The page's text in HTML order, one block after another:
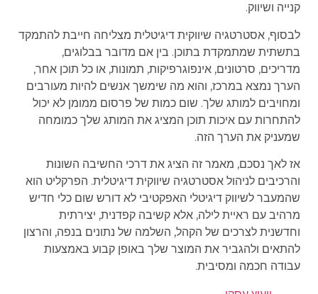
קנייה ושיווק.
לבסוף, אסטרטגיה שיווקית דיגיטלית מצליחה חייבת להתמקד
בתשתית שמתמקדת בתוכן. בין אם מדובר בבלוגים,
מדריכים, סרטונים, אינפוגרפיקות, תמונות, או כל תוכן אחר,
הערך נמצא במרכז, והוא מה שימשך אנשים להיות מעורבים
ומחויבים למותג שלך. שום כמות של פרסום ממומן לא יכול
להתחרות עם איכות תוכן המציג את המותג שלך כמומחה
שמעניק את הערך הזה.
אז לאך נסכם, מאמר זה הציג את דרכי החשיבה השונות
והרכיבים לניהול אסטרטגיה שיווקית דיגיטלית. הפרקליט הוא
שהמעבר לשיווק דיגיטלי האפקטיבי לא דורש שום כלי חדיש
מרהיב עם ראיית לילה, אלא קשיבה קפדנית, יצירתית
וחדשנית לצרכים של הקהל, השלמה של נתונים בנפה, והרצון
להתאים ולהגביר את המוצר שלך באופן קבוע באמצעות
עבודה חכמה ומסיבית.